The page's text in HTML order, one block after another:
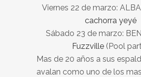
Viernes 22 de marzo:
cachorra yeyé
Sábado 23 de marzo:
Fuzzville (Pool
Mas de 20 años a sus
avalan como uno de los mas